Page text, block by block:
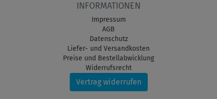
INFORMATIONEN
Impressum
AGB
Datenschutz
Liefer- und Versandkosten
Preise und Bestellabwicklung
Widerrufsrecht
Vertrag widerrufen